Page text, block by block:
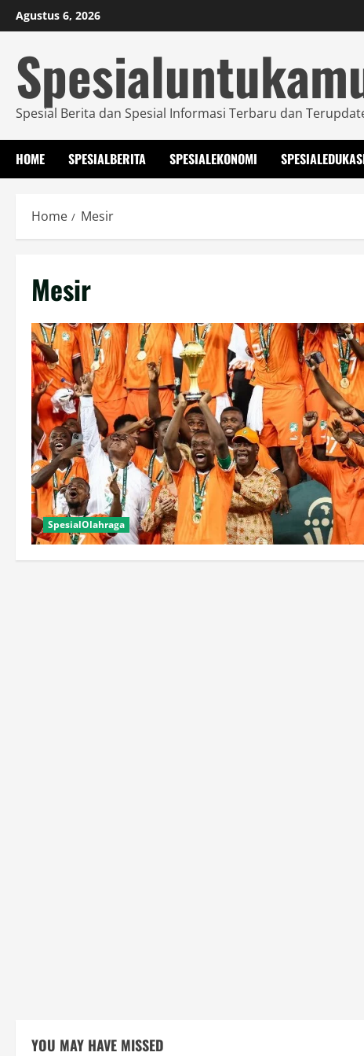
Skip
to
content
Agustus 6, 2026
Spesial Berita dan Spesial Informasi Terbaru dan
HOME SPESIALBERITA SPESIALEKONOMI
Home Mesir
Mesir
SpesialOlahraga
YOU MAY HAVE MISSED